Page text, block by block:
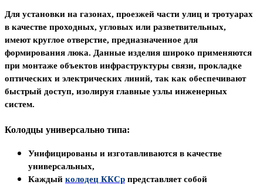
Для установки на газонах, проезжей части улиц и тротуарах
в качестве проходных, угловых или разветвительных,
имеюткруглое отверстие, предназначенное для
формирования люка. Данные изделия широко применяются
при монтаже объектов инфраструктуры связи, прокладке
оптических и электрических линий, так как обеспечивают
быстрый доступ, изолируя главные узлы инженерных
систем.
Колодцы универсально типа:
Унифицированы и изготавливаются в качестве
универсальных,
Каждый колодец ККСр представляет собой